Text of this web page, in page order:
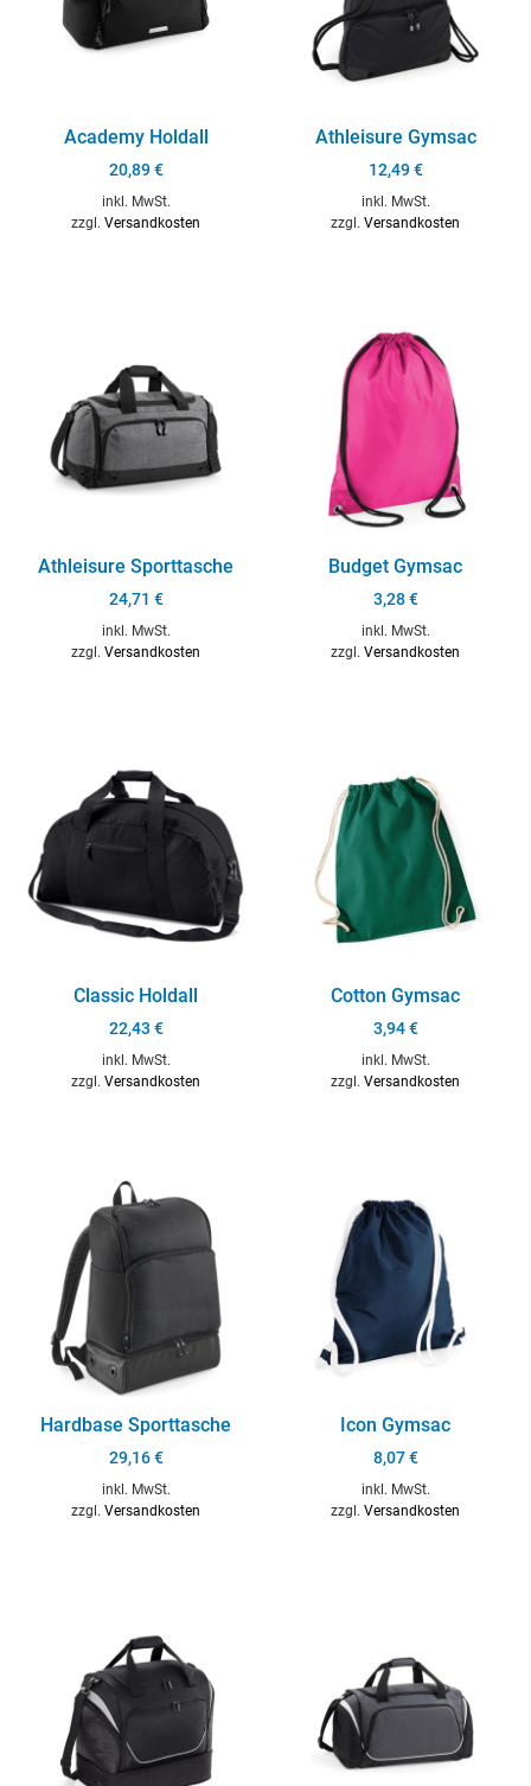
Academy Holdall
20,89€
inkl. MwSt.
zzgl. Versandkosten
Athleisure Gymsac
12,49€
inkl. MwSt.
zzgl. Versandkosten
Athleisure Sporttasche
24,71 €
inkl. MwSt.
zzgl. Versandkosten
Budget Gymsac
3,28€
inkl. MwSt.
zzgl. Versandkosten
Classic Holdall
22,43 €
inkl. MwSt.
zzgl. Versandkosten
Cotton Gymsac
3,94€
inkl. MwSt.
zzgl. Versandkosten
Hardbase Sporttasche
29,16€
inkl. MwSt.
zzgl. Versandkosten
Icon Gymsac
8,07€
inkl. MwSt.
zzgl. Versandkosten